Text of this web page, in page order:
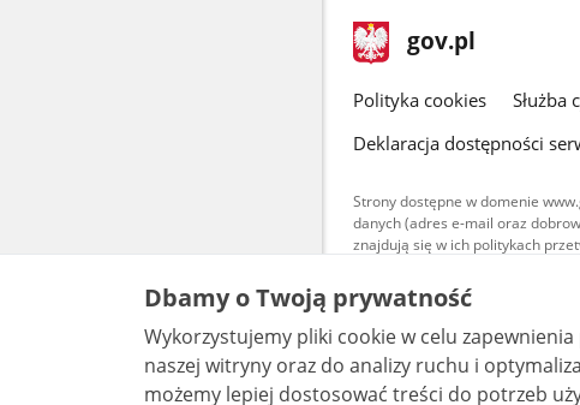
stopka
gov.pl Strona
gov.pl
gov.pl
Polityka cookies Służba
Deklaracja dostępności
Strony dostępne w domenie
danych (adres e-mail oraz
znajdują się w ich politykach
Treści tekstowe
udostępniane na
warunkach 4.0
są udostępniane
bez utworów
Dbamy o Twoją prywatność
Wykorzystujemy pliki cookie w celu
naszej witryny oraz do analizy ruchu i optymalizacji
możemy lepiej dostosować treści do potrzeb